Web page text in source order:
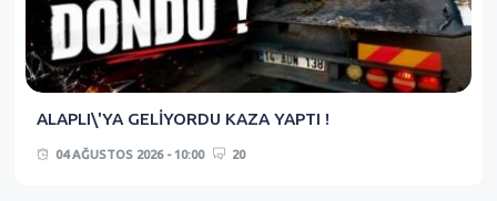
ALAPLI\'YA GELİYORDU KAZA YAPTI !
04 AĞUSTOS 2026 - 10:00 20